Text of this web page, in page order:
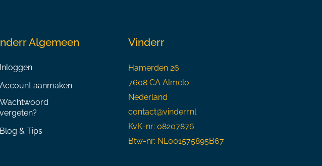
Algemeen
Inloggen
Account aanmaken
Wachtwoord
vergeten?
Blog & Tips
Vinderr
Hamerden 26
7608 CA Almelo
Nederland
contact@vinderr.nl
KvK-nr: 08207876
Btw-nr: NL001575895B67